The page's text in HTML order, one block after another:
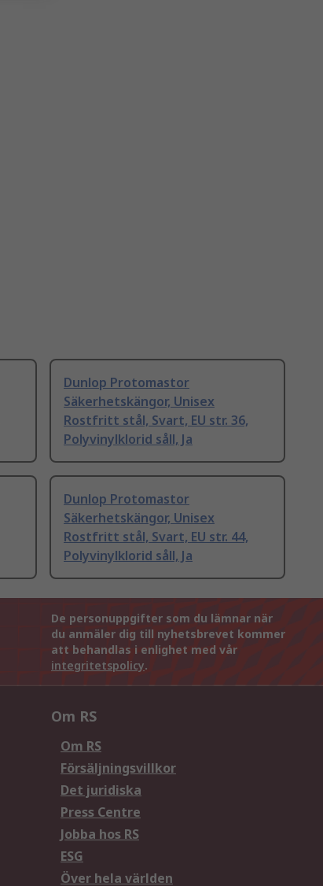
Dunlop Protomastor
Säkerhetskängor, Unisex
Rostfritt stål, Svart, EU str. 36,
Polyvinylklorid såll, Ja
Dunlop Protomastor
Säkerhetskängor, Unisex
Rostfritt stål, Svart, EU str. 44,
Polyvinylklorid såll, Ja
De personuppgifter som du lämnar när
du anmäler dig till nyhetsbrevet kommer
att behandlas i enlighet med vår
integritetspolicy.
Om RS
Om RS
Försäljningsvillkor
Det juridiska
Press Centre
Jobba hos RS
ESG
Över hela världen